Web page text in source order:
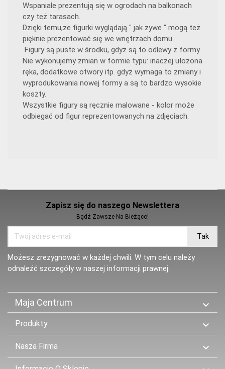
Wspaniale prezentują się w ogrodach na balkonach
czy też tarasach.
Dzięki temu,że figurki wyglądają " jak żywe " mogą też
pięknie prezentować się we wnętrzach domu
Figury są puste w środku, gdyż są to odlewy z formy.
Nie wykonujemy zmian w formie typu: inaczej ułożona
ręka, dodatkowe otwory itp. gdyż wymaga to zmiany i
wyprodukowania nowej formy a są to bardzo wysokie
koszty.
Wszystkie figury są ręcznie malowane - kolor może
odbiegać od figur reprezentowanych na zdjęciach.
Zapisz się do naszego Newslettera
Bądź Zawsze Na Bieżąco!
Możesz zrezygnować w każdej chwili. W tym celu należy
odnaleźć szczegóły w naszej informacji prawnej.
Maja Centrum 
Produkty 
Nasza Firma 